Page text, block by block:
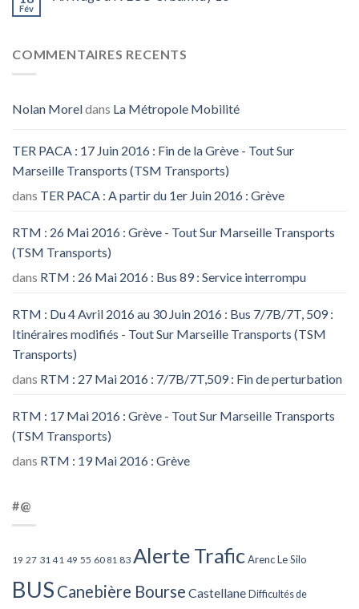
Fév
COMMENTAIRES RECENTS
Nolan Moreldans La Métropole Mobilité
TER PACA : 17 Juin 2016 : Fin de la Grève - Tout Sur
Marseille Transports (TSM Transports)
dans TER PACA : A partir du 1er Juin 2016 : Grève
RTM : 26 Mai 2016 : Grève - Tout Sur Marseille Transports
(TSM Transports)
dans RTM : 26 Mai 2016 : Bus 89 : Service interrompu
RTM : Du 4 Avril 2016 au 30 Juin 2016 : Bus 7/7B/7T, 509 :
Itinéraires modifiés - Tout Sur Marseille Transports (TSM
Transports)
dans RTM : 27 Mai 2016 : 7/7B/7T,509 : Fin de perturbation
RTM : 17 Mai 2016 : Grève - Tout Sur Marseille Transports
(TSM Transports)
dans RTM : 19 Mai 2016 : Grève
#@
19 27 31 41 49 55 60 81 83 Alerte TraficArenc Le Silo
BUS Canebière Bourse Castellane Difficultés de